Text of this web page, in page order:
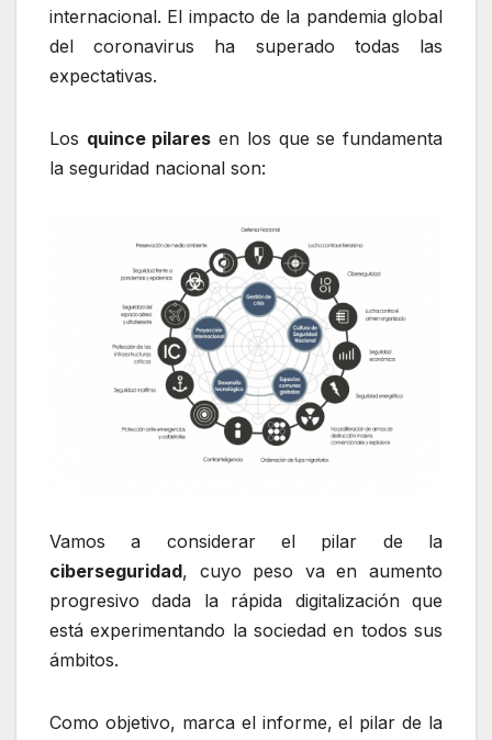
internacional. El impacto de la pandemia global
del coronavirus ha superado todas las
expectativas.
Los quince pilares en los que se fundamenta
la seguridad nacional son:
Vamos a considerar el pilar de la
ciberseguridad, cuyo peso va en aumento
progresivo dada la rápida digitalización que
está experimentando la sociedad en todos sus
ámbitos.
Como objetivo, marca el informe, el pilar de la